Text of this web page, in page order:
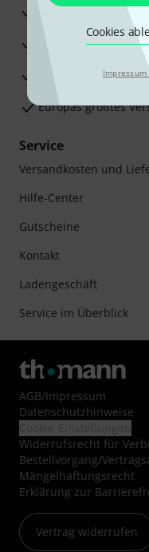
Cookies
Impressum
Reparaturservice
Beratung durch
Europas größtes
Service
Versandkosten und
Hilfe-Center
Gutscheine
Kontakt
Ladengeschäft
Service im Überblick
AGB/Impressum
Datenschutzhinweise
Widerrufsrecht für
Bestellvorgang/
Mängelhaftungsrecht
Erklärung zur
Vertrag widerrufen